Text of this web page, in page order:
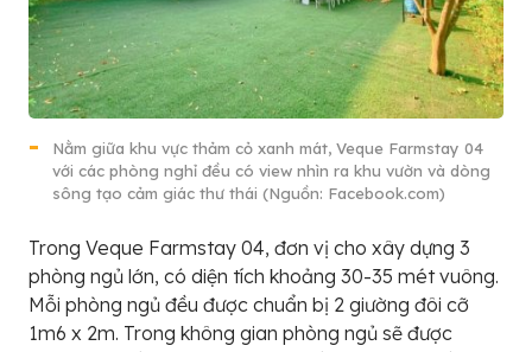
Nằm giữa khu vực thảm cỏ xanh mát, Veque Farmstay 04
với các phòng nghỉ đều có view nhìn ra khu vườn và dòng
sông tạo cảm giác thư thái (Nguồn: Facebook.com)
Trong Veque Farmstay 04, đơn vị cho xây dựng 3
phòng ngủ lớn, có diện tích khoảng 30-35 mét vuông.
Mỗi phòng ngủ đều được chuẩn bị 2 giường đôi cỡ
1m6 x 2m. Trong không gian phòng ngủ sẽ được